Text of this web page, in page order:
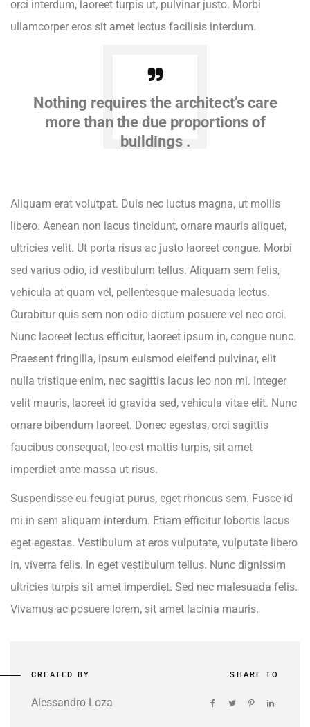
orci interdum, laoreet turpis ut, pulvinar justo. Morbi
ullamcorper eros sit amet lectus facilisis interdum.
Nothing requires the architect’s care
more than the due proportions of
buildings .
Aliquam erat volutpat. Duis nec luctus magna, ut mollis
libero. Aenean non lacus tincidunt, ornare mauris aliquet,
ultricies velit. Ut porta risus ac justo laoreet congue. Morbi
sed varius odio, id vestibulum tellus. Aliquam sem felis,
vehicula at quam vel, pellentesque malesuada lectus.
Curabitur quis sem non odio dictum posuere vel nec orci.
Nunc laoreet lectus efficitur, laoreet ipsum in, congue nunc.
Praesent fringilla, ipsum euismod eleifend pulvinar, elit
nulla tristique enim, nec sagittis lacus leo non mi. Integer
velit mauris, laoreet id gravida sed, vehicula vitae elit. Nunc
ornare bibendum laoreet. Donec egestas, orci sagittis
faucibus consequat, leo est mattis turpis, sit amet
imperdiet ante massa ut risus.
Suspendisse eu feugiat purus, eget rhoncus sem. Fusce id
mi in sem aliquam interdum. Etiam efficitur lobortis lacus
eget egestas. Vestibulum at eros vulputate, vulputate libero
in, viverra felis. In eget vestibulum tellus. Nunc dignissim
ultricies turpis sit amet imperdiet. Sed nec malesuada felis.
Vivamus ac posuere lorem, sit amet lacinia mauris.
CREATED BY
Alessandro Loza
SHARE TO